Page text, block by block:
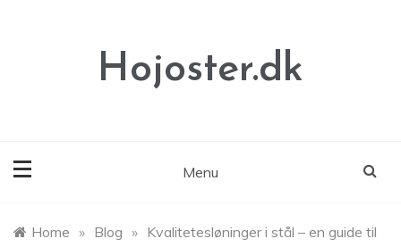
Hojoster.dk
Menu
Home » Blog » Kvalitetesløninger i stål – en guide til